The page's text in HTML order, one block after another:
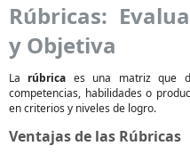
Rúbricas:
y Objetiva
La rúbrica es una matriz que
competencias, habilidades o
en criterios y niveles de logro.
Ventajas de las Rúbricas